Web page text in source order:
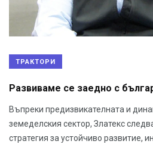
ТРАКТОРИ
Развиваме се заедно с
Въпреки предизвикателната и
земеделския сектор, Златекс
стратегия за устойчиво развитие,